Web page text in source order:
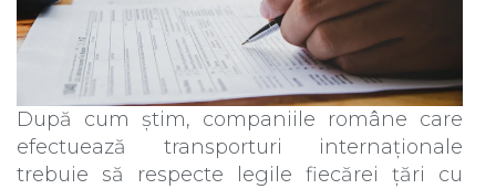
După cum știm, companiile române care
efectuează transporturi internaționale
trebuie să respecte legile fiecărei țări cu